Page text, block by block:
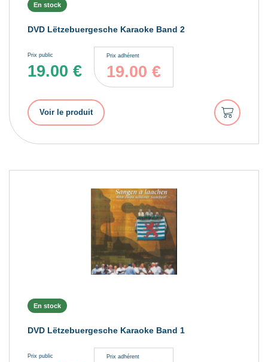
En stock
DVD Lëtzebuergesche Karaoke Band 2
Prix public
19.00 €
Prix adhérent
19.00 €
Voir le produit
Ajouter
au
panier
En stock
DVD Lëtzebuergesche Karaoke Band 1
Prix public Prix adhérent